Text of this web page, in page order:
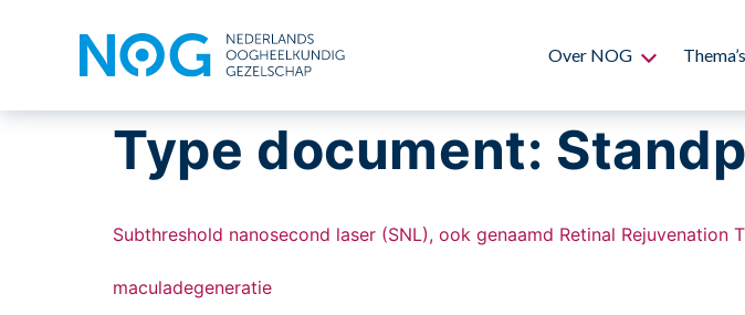
Over NOG Thema’s
Type document:
Subthreshold nanosecond laser (SNL), ook genaamd Retinal
maculadegeneratie